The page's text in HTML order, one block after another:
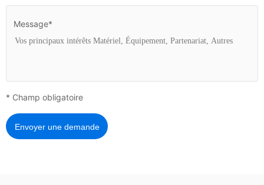
Message*
* Champ obligatoire
Envoyer une demande